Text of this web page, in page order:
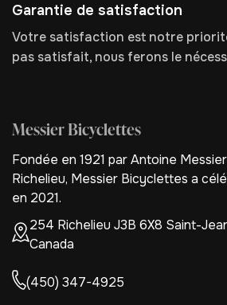
Garantie de satisfaction
Votre satisfaction est notre
pas satisfait, nous ferons le
Messier Bicyclettes
Fondée en 1921 par Antoine
Richelieu, Messier Bicyclettes a
en 2021.
254 Richelieu J3B 6X8 Saint-
Canada
(450) 347-4925